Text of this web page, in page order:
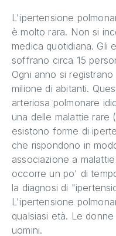
L'ipertensione
è molto rara. Non si
medica quotidiana. Gli
soffrano circa 15
Ogni anno si
milione di abitanti.
arteriosa polmonare
una delle malattie rare
esistono forme di
che rispondono in
associazione a
occorre un po' di
la diagnosi di
L'ipertensione
qualsiasi età. Le
uomini.